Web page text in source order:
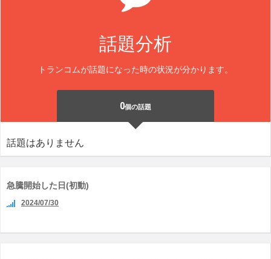
話題分析
トランコムが話題になった時の状況が分かります。
0個の話題
話題はありません
急騰開始した日(初動)
2024/07/30